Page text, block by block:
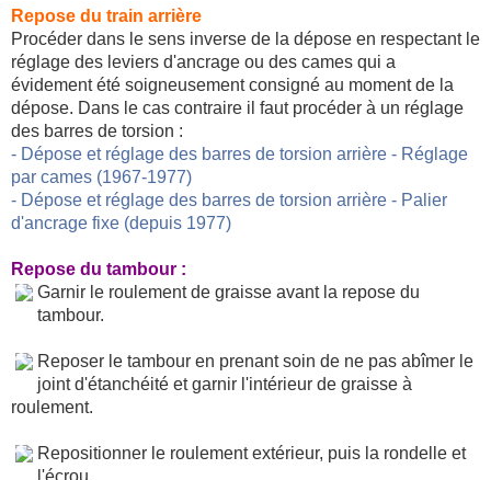
Repose du train arrière
Procéder dans le sens inverse de la dépose en respectant le
réglage des leviers d'ancrage ou des cames qui a
évidement été soigneusement consigné au moment de la
dépose. Dans le cas contraire il faut procéder à un réglage
des barres de torsion :
- Dépose et réglage des barres de torsion arrière - Réglage
par cames (1967-1977)
- Dépose et réglage des barres de torsion arrière - Palier
d'ancrage fixe (depuis 1977)
Repose du tambour :
Garnir le roulement de graisse avant la repose du
tambour.
Reposer le tambour en prenant soin de ne pas abîmer le
joint d'étanchéité et garnir l'intérieur de graisse à
roulement.
Repositionner le roulement extérieur, puis la rondelle et
l'écrou.